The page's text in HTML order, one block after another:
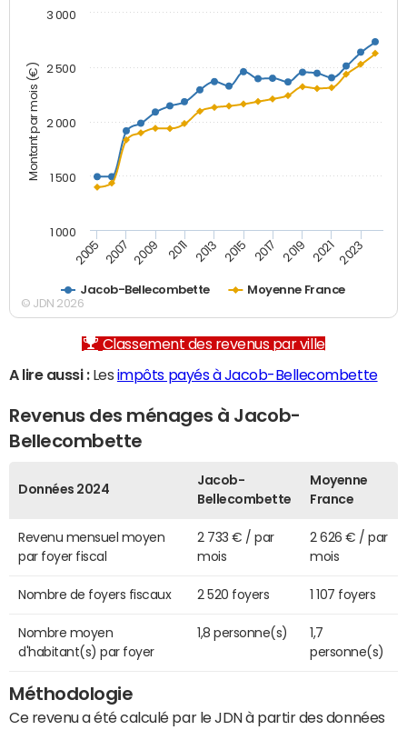
Montant par mois (€)
Jacob-Bellecombette Moyenne France
2005 2007 2009 2011 2013 2015 2017 2019 2021 2023
1 000
1 500
2 000
2 500
3 000
© JDN 2026
Classement des revenus par ville
A lire aussi :Les impôts payés à Jacob-Bellecombette
Revenus des ménages à Jacob-
Bellecombette
Données 2024
Jacob-
Bellecombette
Moyenne
France
Revenu mensuel moyen
par foyer fiscal
2 733 € / par
mois
2 626 € / par
mois
Nombre de foyers fiscaux 2 520 foyers 1 107 foyers
Nombre moyen
d'habitant(s) par foyer
1,8 personne(s)
1,7
personne(s)
Méthodologie
Ce revenu a été calculé par le JDN à partir des données